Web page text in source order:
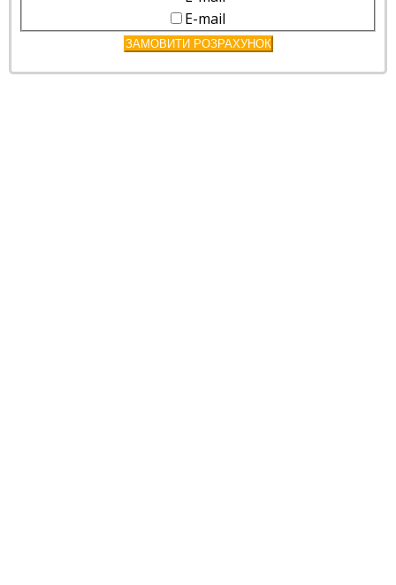
E-mail
ЗАМОВИТИ РОЗРАХУНОК